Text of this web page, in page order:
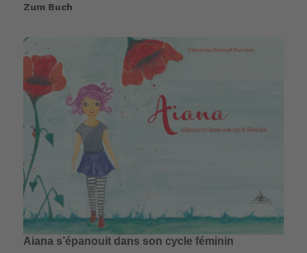
Zum Buch
Aiana s’épanouit dans son cycle féminin